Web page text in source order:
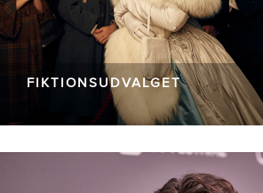
FIKTIONSUDVALGET